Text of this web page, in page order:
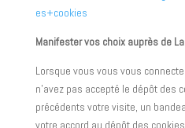
es+cookies
Manifester vos choix auprès de
Lorsque vous vous vous
n’avez pas accepté le dépôt des
précédents votre visite, un
votre accord au dépôt des